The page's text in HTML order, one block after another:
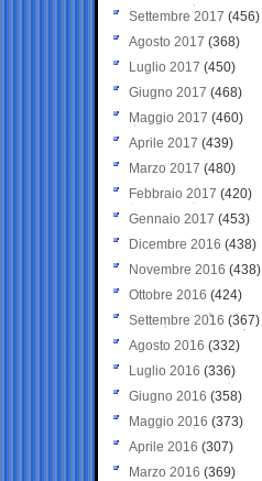
Settembre 2017 (456)
Agosto 2017 (368)
Luglio 2017 (450)
Giugno 2017 (468)
Maggio 2017 (460)
Aprile 2017 (439)
Marzo 2017 (480)
Febbraio 2017 (420)
Gennaio 2017 (453)
Dicembre 2016 (438)
Novembre 2016 (438)
Ottobre 2016 (424)
Settembre 2016 (367)
Agosto 2016 (332)
Luglio 2016 (336)
Giugno 2016 (358)
Maggio 2016 (373)
Aprile 2016 (307)
Marzo 2016 (369)